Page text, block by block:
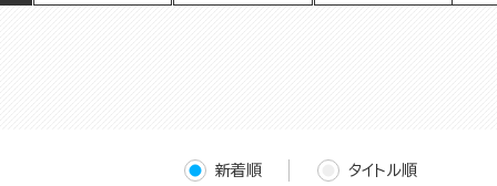
新着順 タイトル順